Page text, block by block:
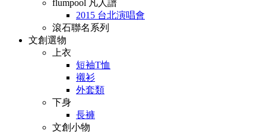
flumpool 凡人譜
2015 台北演唱會
滾石聯名系列
文創選物
上衣
短袖T恤
襯衫
外套類
下身
長褲
文創小物